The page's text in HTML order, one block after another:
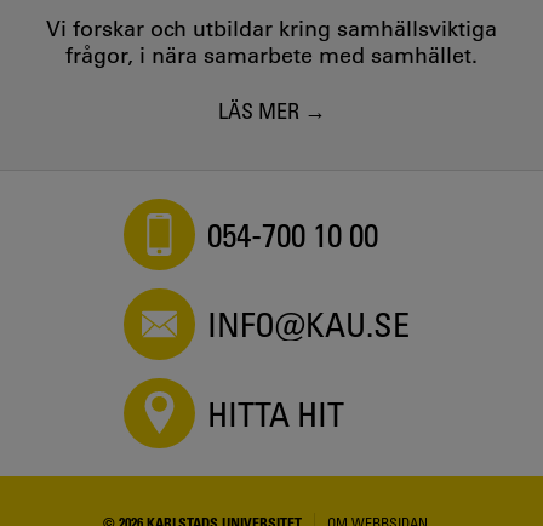
Vi forskar och utbildar kring samhällsviktiga
frågor, i nära samarbete med samhället.
LÄS MER
054-700 10 00
INFO@KAU.SE
HITTA HIT
© 2026 KARLSTADS UNIVERSITET OM WEBBSIDAN